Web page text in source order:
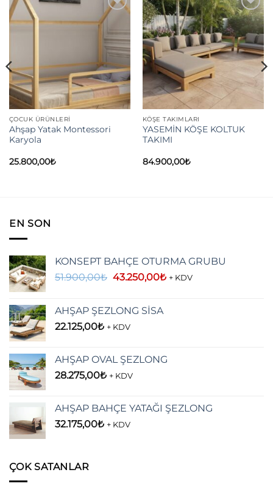
Add to
wishlist
ÇOCUK ÜRÜNLERI
Ahşap Yatak Montessori
Karyola
25.800,00₺
Add to
wishlist
KÖŞE TAKIMLARI
YASEMİN KÖŞE KOLTUK
TAKIMI
84.900,00₺
EN SON
KONSEPT BAHÇE OTURMA GRUBU
51.900,00₺ Orijinal
43.250,00₺Şu
+ KDV
AHŞAP ŞEZLONG SİSA
22.125,00₺ + KDV
AHŞAP OVAL ŞEZLONG
28.275,00₺ + KDV
AHŞAP BAHÇE YATAĞI ŞEZLONG
32.175,00₺ + KDV
ÇOK SATANLAR